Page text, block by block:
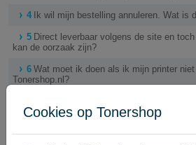
4 Ik wil mijn bestelling annuleren. Wat is
5 Direct leverbaar volgens de site en
kan de oorzaak zijn?
6 Wat moet ik doen als ik mijn printer
Tonershop.nl?
levertijden?
8 Ik zie een melding over cookies of ik
Cookies op Tonershop